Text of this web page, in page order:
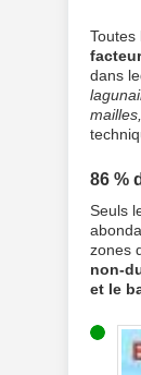
Toutes
dans
86 %
Seuls
zones
non-
et le